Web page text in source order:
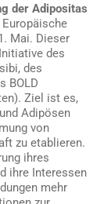
der Adipositas
Mai. Dieser
des
des
BOLD
Ziel ist es,
Adipösen
von
zu etablieren.
ihres
ihre Interessen
mehr